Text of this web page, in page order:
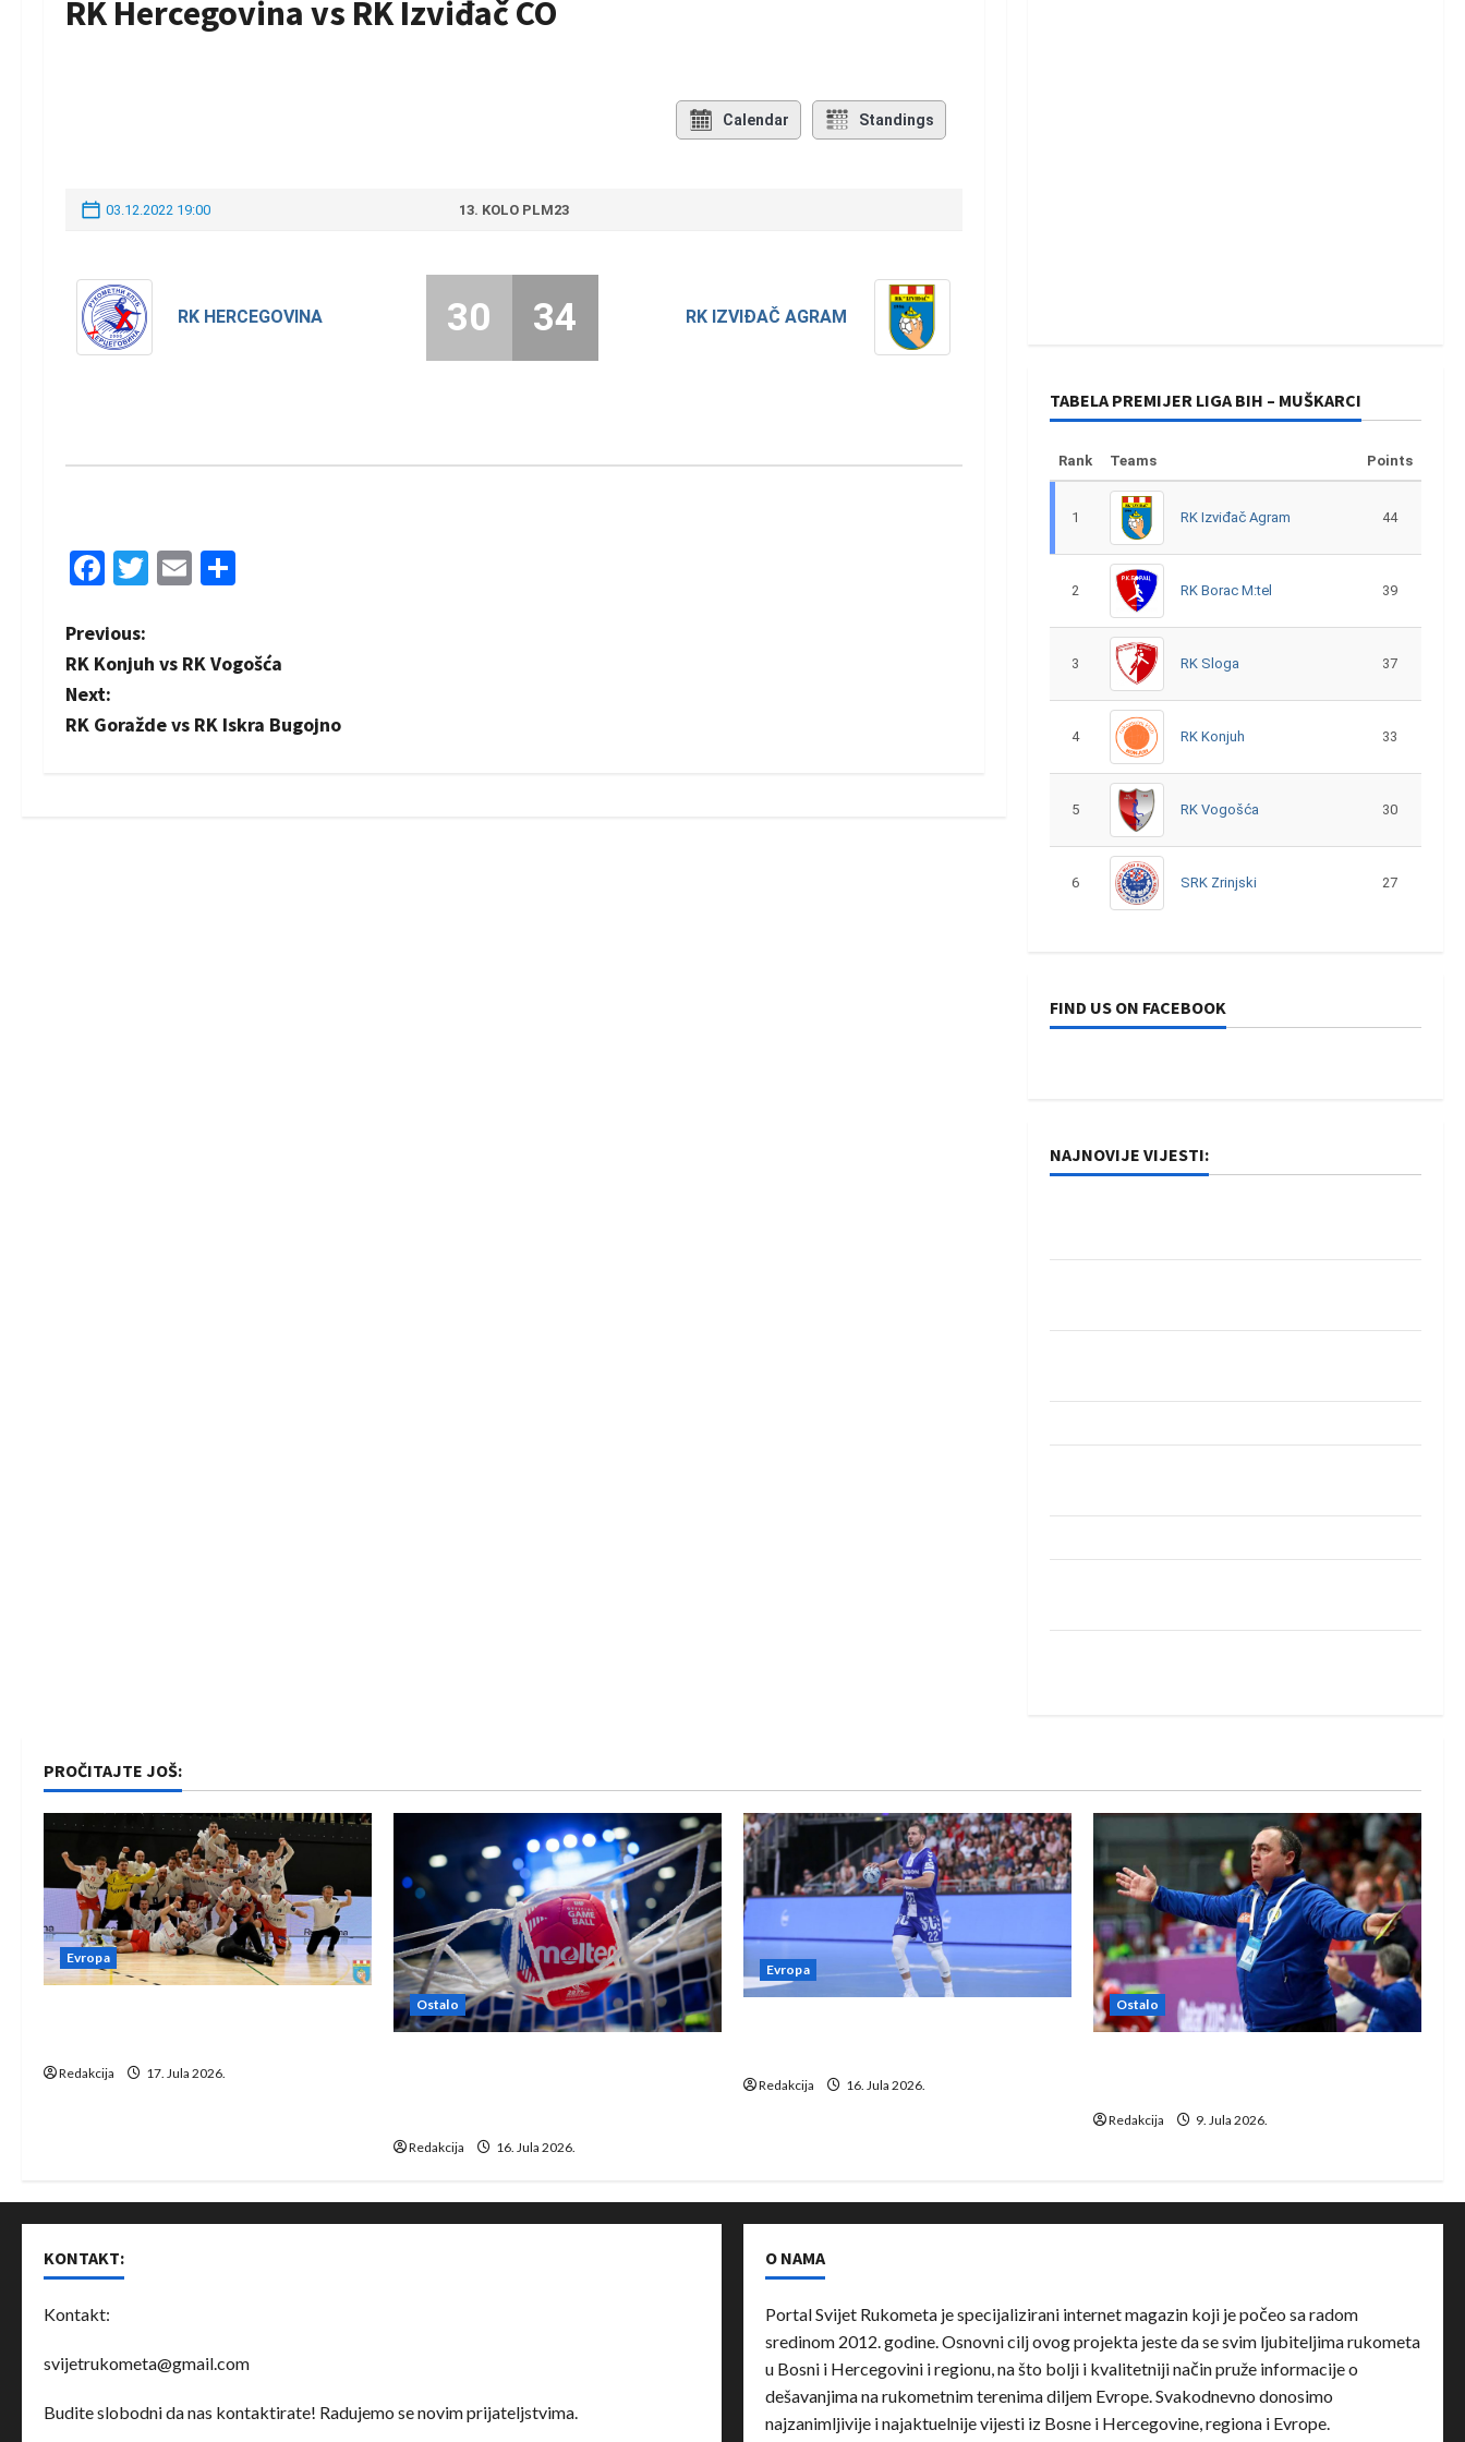
RK Hercegovina vs RK Izviđač CO
Calendar Standings
03.12.2022 19:00 13. KOLO PLM23
RK HERCEGOVINA RK IZVIĐAČ AGRAM
30 34
Facebook
Twitter
Email
P
o
s
Previous:
RK Konjuh vs RK Vogošća
Next:
RK Goražde vs RK Iskra Bugojno
TABELA PREMIJER LIGA BIH – MUŠKARCI
Rank Teams Points
1 RK Izviđač Agram 44
2 RK Borac M:tel 39
3 RK Sloga 37
4 RK Konjuh 33
5 RK Vogošća 30
6 SRK Zrinjski 27
FIND US ON FACEBOOK
NAJNOVIJE VIJESTI:
PROČITAJTE JOŠ:
Evropa
Redakcija 17. Jula 2026.
Ostalo
Redakcija 16. Jula 2026.
Evropa
Redakcija 16. Jula 2026.
Ostalo
Redakcija 9. Jula 2026.
KONTAKT:
Kontakt:
svijetrukometa@gmail.com
Budite slobodni da nas kontaktirate! Radujemo se novim prijateljstvima.
O NAMA
Portal Svijet Rukometa je specijalizirani internet magazin koji je počeo sa radom
sredinom 2012. godine. Osnovni cilj ovog projekta jeste da se svim ljubiteljima rukometa
u Bosni i Hercegovini i regionu, na što bolji i kvalitetniji način pruže informacije o
dešavanjima na rukometnim terenima diljem Evrope. Svakodnevno donosimo
najzanimljivije i najaktuelnije vijesti iz Bosne i Hercegovine, regiona i Evrope.